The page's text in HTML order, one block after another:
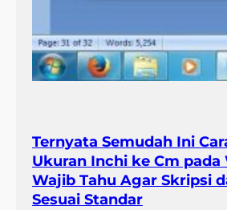
Ternyata Semudah Ini
Ukuran Inchi ke Cm pada
Wajib Tahu Agar Skripsi
Sesuai Standar